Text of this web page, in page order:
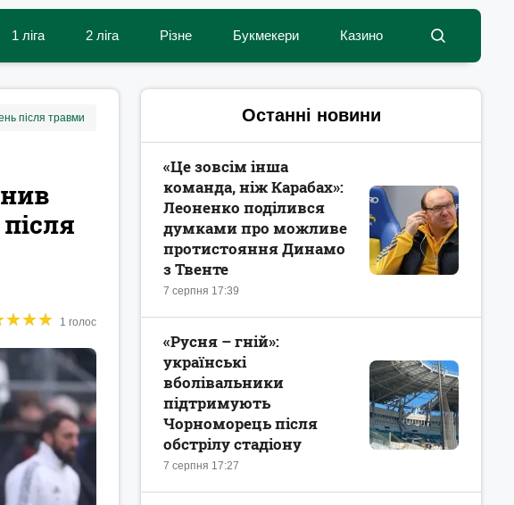
1 ліга 2 ліга Різне Букмекери Казино
після травми
★★★
★★★ 1 голос
Останні новини
7 серпня 17:39
«Це зовсім інша
команда, ніж Карабах»:
Леоненко поділився
думками про можливе
протистояння Динамо
з Твенте
7 серпня 17:27
«Русня – гній»:
українські
вболівальники
підтримують
Чорноморець після
обстрілу стадіону